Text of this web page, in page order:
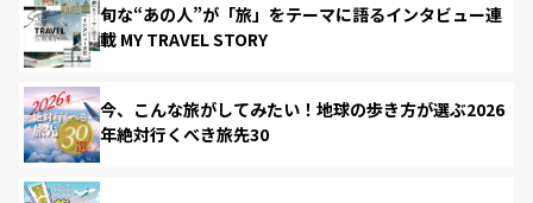
旬な“あの人”が「旅」をテーマに語るインタビュー連
載 MY TRAVEL STORY
今、こんな旅がしてみたい！地球の歩き方が選ぶ2026
年絶対行くべき旅先30